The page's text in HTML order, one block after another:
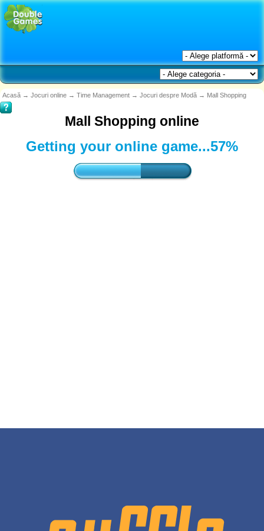
Acasă → Jocuri online → Time Management → Jocuri despre Modă → Mall Shopping
Mall Shopping online
Getting your online game...60%